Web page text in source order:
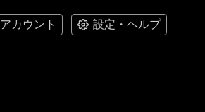
アカウント 設定・ヘルプ